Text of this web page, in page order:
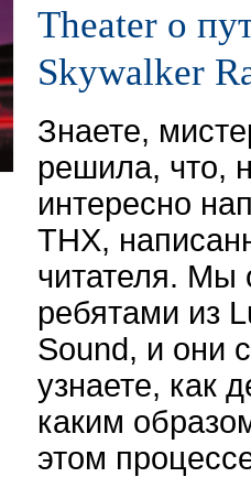
Theater о
Skywalker
Знаете,
решила, что,
интересно
THX,
читателя. Мы
ребятами из
Sound, и они
узнаете, как
каким
этом